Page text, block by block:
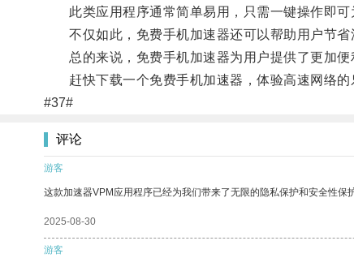
此类应用程序通常简单易用，只需一键操作即可
不仅如此，免费手机加速器还可以帮助用户节省
总的来说，免费手机加速器为用户提供了更加便
赶快下载一个免费手机加速器，体验高速网络的
#37#
评论
游客
这款加速器VPM应用程序已经为我们带来了无限的隐私保护和安全性保护
2025-08-30
游客